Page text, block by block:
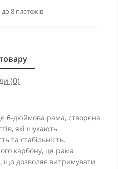
8 платежів
(0)
6-дюймова рама, створена
які шукають
та стабільність.
карбону, ця рама
що дозволяє витримувати